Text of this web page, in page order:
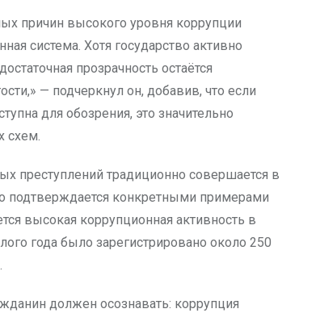
причин высокого уровня коррупции
система. Хотя государство активно
прозрачность остаётся
— подчеркнул он, добавив, что если
для обозрения, это значительно
схем.
преступлений традиционно совершается в
подтверждается конкретными примерами
высокая коррупционная активность в
года было зарегистрировано около 250
должен осознавать: коррупция